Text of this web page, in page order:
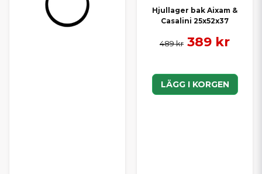
Hjullager bak Aixam &
Casalini 25x52x37
489 kr 389 kr
LÄGG I KORGEN